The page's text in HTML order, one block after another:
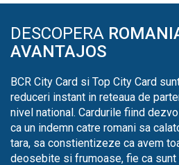
DESCOPERA
AVANTAJOS
BCR City Card si Top City Card
reduceri instant in reteaua de
nivel national. Cardurile fiind
ca un indemn catre romani sa
tara, sa constientizeze ca avem
deosebite si frumoase, fie ca